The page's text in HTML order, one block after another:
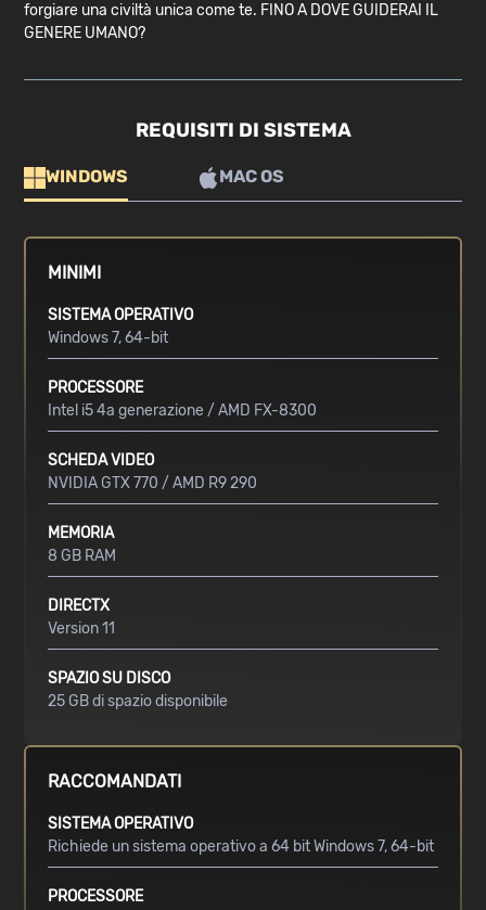
forgiare una civiltà unica come te. FINO A DOVE GUIDERAI IL
GENERE UMANO?
REQUISITI DI SISTEMA
WINDOWS MAC OS
MINIMI
SISTEMA OPERATIVO
Windows 7, 64-bit
PROCESSORE
Intel i5 4a generazione / AMD FX-8300
SCHEDA VIDEO
NVIDIA GTX 770 / AMD R9 290
MEMORIA
8 GB RAM
DIRECTX
Version 11
SPAZIO SU DISCO
25 GB di spazio disponibile
RACCOMANDATI
SISTEMA OPERATIVO
Richiede un sistema operativo a 64 bit Windows 7, 64-bit
PROCESSORE